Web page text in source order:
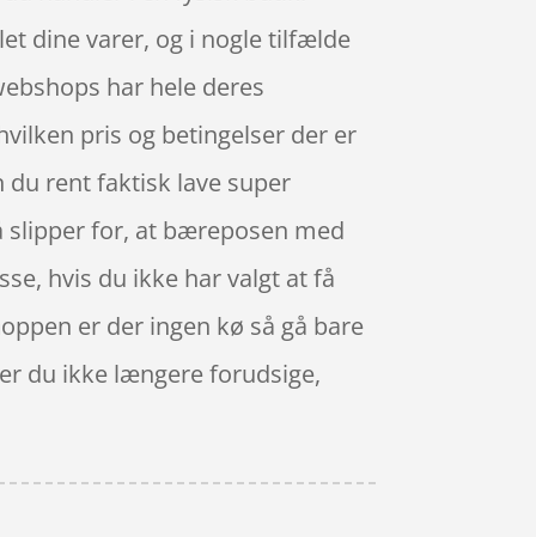
dine varer, og i nogle tilfælde
har hele deres
pris og betingelser der er
rent faktisk lave super
slipper for, at bæreposen med
hvis du ikke har valgt at få
er der ingen kø så gå bare
du ikke længere forudsige,